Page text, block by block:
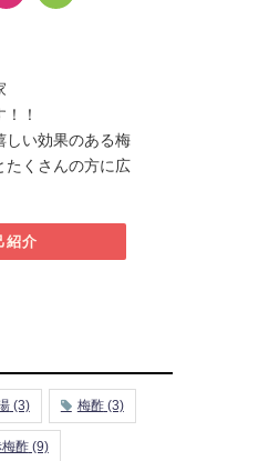
！
しい効果のある梅
たくさんの方に広
紹介
(3) 梅酢(3)
梅酢(9)